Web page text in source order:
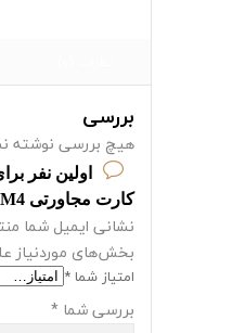
بررسی
هیچ بررسی نوشته
اولین نفر
کارت مجاورتی CZ-EMM4 ستل” باشید
نشانی ایمیل شما
بخش‌های موردنیاز
امتیاز شما *
بررسی شما *